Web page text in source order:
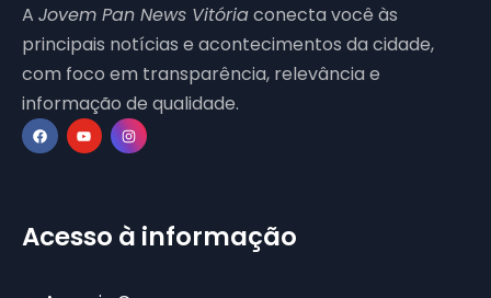
A Jovem Pan News Vitóriaconecta você às
principais notícias e acontecimentos da cidade,
com foco em transparência, relevância e
informação de qualidade.
Acesso à informação